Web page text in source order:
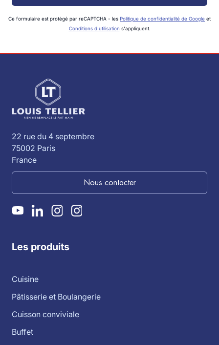
Ce formulaire est protégé par reCAPTCHA - les Politique de confidentialité de Google et
Conditions d'utilisation s'appliquent.
22 rue du 4 septembre
75002 Paris
France
Nous contacter
Les produits
Cuisine
Pâtisserie et Boulangerie
Cuisson conviviale
Buffet